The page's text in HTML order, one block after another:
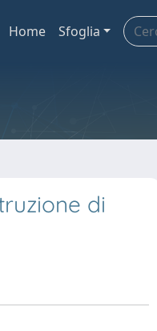
Home Sfoglia
di